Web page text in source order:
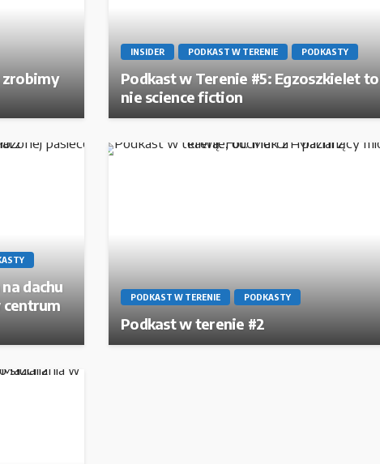
zrobimy
INSIDER PODKAST W TERENIE PODKASTY
Podkast w Terenie #5: Egzoszkielet to
nie science fiction
dachu
centrum
PODKAST W TERENIE PODKASTY
Podkast w terenie #2